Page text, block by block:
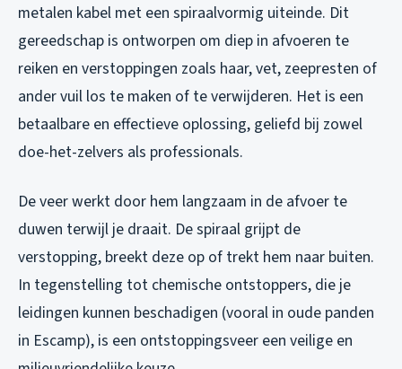
metalen kabel met een spiraalvormig uiteinde. Dit
gereedschap is ontworpen om diep in afvoeren te
reiken en verstoppingen zoals haar, vet, zeepresten of
ander vuil los te maken of te verwijderen. Het is een
betaalbare en effectieve oplossing, geliefd bij zowel
doe-het-zelvers als professionals.
De veer werkt door hem langzaam in de afvoer te
duwen terwijl je draait. De spiraal grijpt de
verstopping, breekt deze op of trekt hem naar buiten.
In tegenstelling tot chemische ontstoppers, die je
leidingen kunnen beschadigen (vooral in oude panden
in Escamp), is een ontstoppingsveer een veilige en